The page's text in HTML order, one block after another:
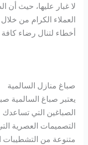
لا غبار عليها، حيث
العملاء الكرام من
أخطاء لتنال رضاء كافة
صباغ منازل السالمية
يعتبر صباغ
الصباغين التي
التصميمات العصرية
متنوعة من التشطيبات